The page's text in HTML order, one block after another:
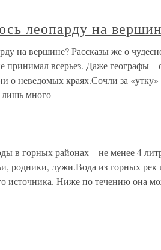
леопарду на
на вершине? Рассказы же о
принимал всерьез. Даже географы –
о неведомых краях.Сочли за
много
в горных районах – не менее 4
родники, лужи.Вода из горных рек
источника. Ниже по течению она